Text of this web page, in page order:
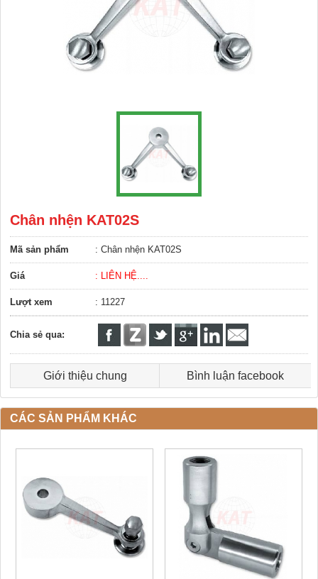
Chân nhện KAT02S
Mã sản phẩm : Chân nhện KAT02S
Giá : LIÊN HỆ....
Lượt xem : 11227
Chia sẻ qua:
Giới thiệu chung Bình luận facebook
CÁC SẢN PHẨM KHÁC